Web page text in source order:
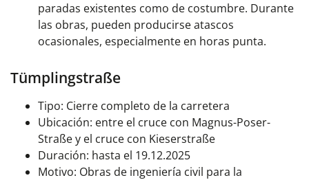
paradas existentes como de costumbre. Durante
las obras, pueden producirse atascos
ocasionales, especialmente en horas punta.
Tümplingstraße
Tipo: Cierre completo de la carretera
Ubicación: entre el cruce con Magnus-Poser-
Straße y el cruce con Kieserstraße
Duración: hasta el 19.12.2025
Motivo: Obras de ingeniería civil para la